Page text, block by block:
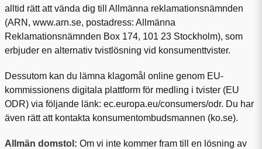
alltid rätt att vända dig till Allmänna reklamationsnämnden
(ARN, www.arn.se, postadress: Allmänna
Reklamationsnämnden Box 174, 101 23 Stockholm), som
erbjuder en alternativ tvistlösning vid konsumenttvister.
Dessutom kan du lämna klagomål online genom EU-
kommissionens digitala plattform för medling i tvister (EU
ODR) via följande länk: ec.europa.eu/consumers/odr. Du har
även rätt att kontakta konsumentombudsmannen (ko.se).
Allmän domstol: Om vi inte kommer fram till en lösning av